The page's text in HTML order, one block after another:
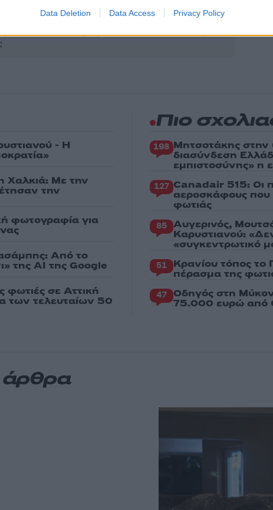
Data Deletion Data Access Privacy Policy
όλη την ειδησεογραφία και τατελευταία νέατης
- Η
Χαλκιά: Με την
την
φωτογραφία για
Από το
της AI της Google
φωτιές σε Αττική
των τελευταίων 50
Πιο
198 Μητσοτάκης στην
διασύνδεση
εμπιστοσύνης» η
127 Canadair 515: Οι
αεροσκάφους που
φωτιάς
85 Αυγερινός,
Καρυστιανού:
«συγκεντρωτικό
51 Κρανίου τόπος το
πέρασμα της
47 Οδηγός στη
75.000 ευρώ από
άρθρα